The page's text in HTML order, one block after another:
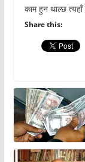
काम हुन थाल्छ
Share this: